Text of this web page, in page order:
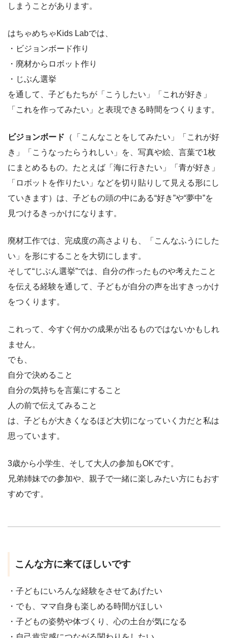
しまうことがあります。
はちゃめちゃKids Labでは、
・ビジョンボード作り
・廃材からロボット作り
・じぶん選挙
を通して、子どもたちが「こうしたい」「これが好き」
「これを作ってみたい」と表現できる時間をつくります。
ビジョンボード （「こんなことをしてみたい」「これが好
き」「こうなったらうれしい」を、写真や絵、言葉で1枚
にまとめるもの。たとえば「海に行きたい」「青が好き」
「ロボットを作りたい」などを切り貼りして見える形にし
ていきます）は、子どもの頭の中にある“好き”や“夢中”を
見つけるきっかけになります。
廃材工作では、完成度の高さよりも、「こんなふうにした
い」を形にすることを大切にします。
そして“じぶん選挙”では、自分の作ったものや考えたこと
を伝える経験を通して、子どもが自分の声を出すきっかけ
をつくります。
これって、今すぐ何かの成果が出るものではないかもしれ
ません。
でも、
自分で決めること
自分の気持ちを言葉にすること
人の前で伝えてみること
は、子どもが大きくなるほど大切になっていく力だと私は
思っています。
3歳から小学生、そして大人の参加もOKです。
兄弟姉妹での参加や、親子で一緒に楽しみたい方にもおす
すめです。
こんな方に来てほしいです
・子どもにいろんな経験をさせてあげたい
・でも、ママ自身も楽しめる時間がほしい
・子どもの姿勢や体づくり、心の土台が気になる